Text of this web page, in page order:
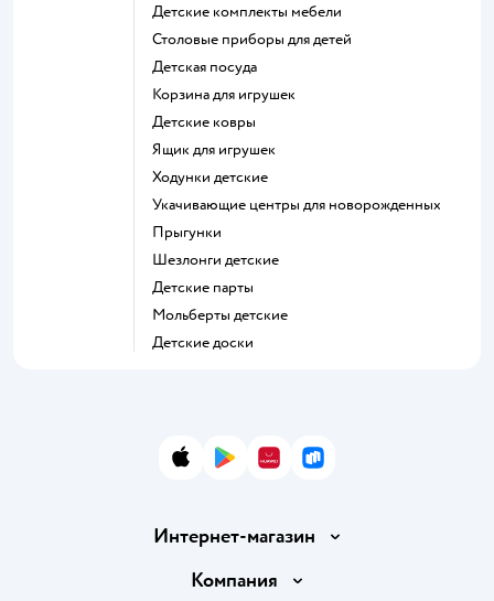
Детские комплекты мебели
Столовые приборы для детей
Детская посуда
Корзина для игрушек
Детские ковры
Ящик для игрушек
Ходунки детские
Укачивающие центры для новорожденных
Прыгунки
Шезлонги детские
Детские парты
Мольберты детские
Детские доски
App StoreGoogle Play
AppGallery
RuStore
Интернет-магазин
Доставка и оплата
Компания